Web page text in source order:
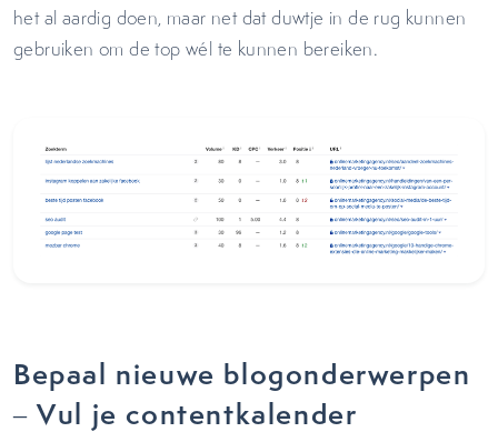
het al aardig doen, maar net dat duwtje in de rug kunnen
gebruiken om de top wél te kunnen bereiken.
Bepaal nieuwe blogonderwerpen
– Vul je contentkalender